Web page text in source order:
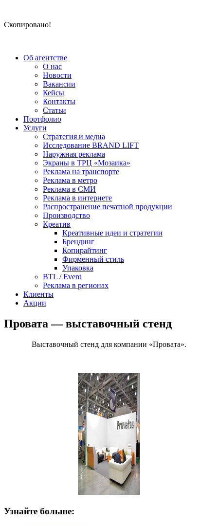
Скопировано!
Об агентстве
О нас
Новости
Вакансии
Кейсы
Контакты
Статьи
Портфолио
Услуги
Стратегия и медиа
Исследование BRAND LIFT
Наружная реклама
Экраны в ТРЦ «Мозаика»
Реклама на транспорте
Реклама в метро
Реклама в СМИ
Реклама в интернете
Распространение печатной продукции
Производство
Креатив
Креативные идеи и стратегии
Брендинг
Копирайтинг
Фирменный стиль
Упаковка
BTL / Event
Реклама в регионах
Клиенты
Акции
Провата — выставочный стенд
Выставочный стенд для компании «Провата».
Узнайте больше: